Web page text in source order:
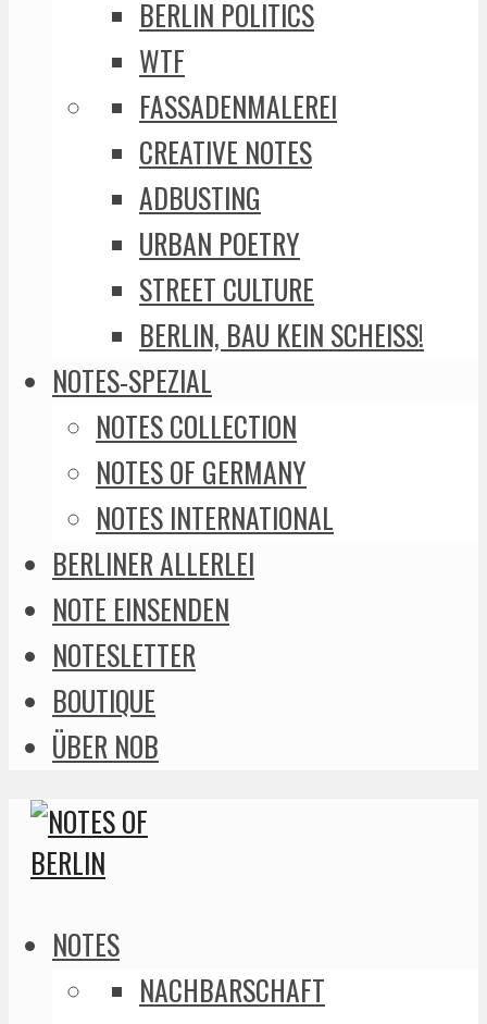
BERLIN POLITICS
WTF
FASSADENMALEREI
CREATIVE NOTES
ADBUSTING
URBAN POETRY
STREET CULTURE
BERLIN, BAU KEIN SCHEISS!
NOTES-SPEZIAL
NOTES COLLECTION
NOTES OF GERMANY
NOTES INTERNATIONAL
BERLINER ALLERLEI
NOTE EINSENDEN
NOTESLETTER
BOUTIQUE
ÜBER NOB
NOTES
NACHBARSCHAFT